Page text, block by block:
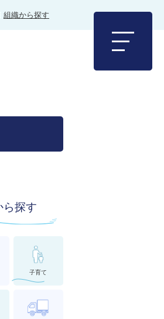
組織から探す
ら探す
子育て